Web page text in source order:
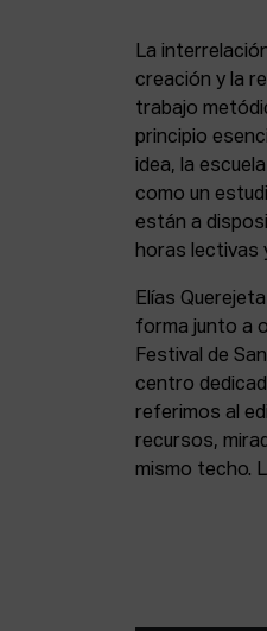
La
creación y la
trabajo
principio
idea, la
como un
están a
horas lectivas
Elías
forma junto a
Festival de
centro
referimos al
recursos,
mismo techo.